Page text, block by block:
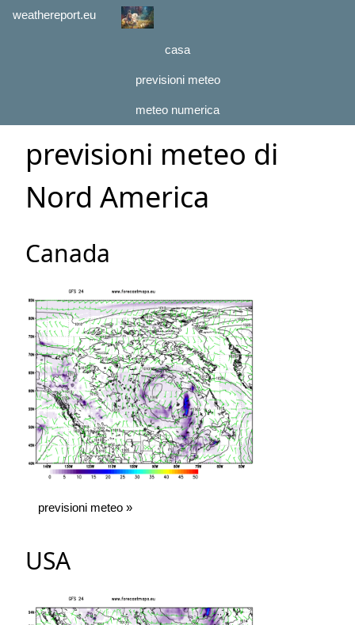
weathereport.eu
casa
previsioni meteo
meteo numerica
previsioni meteo di
Nord America
Canada
previsioni meteo »
USA